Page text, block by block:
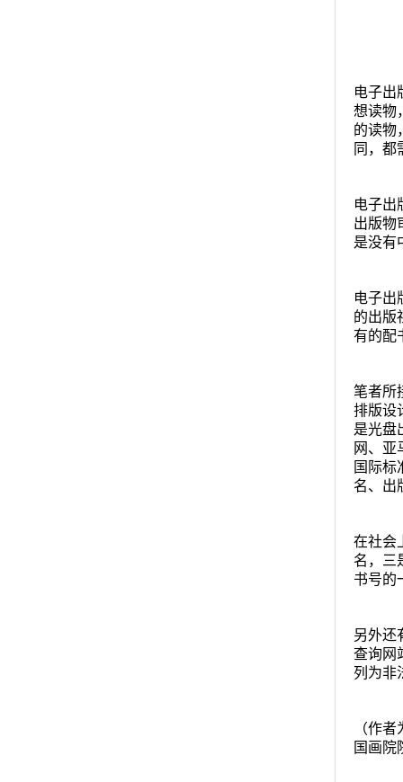
电子出
想读物
的读物
同，都
电子出
出版物
是没有
电子出
的出版
有的配
笔者所
排版设
是光盘
网、亚
国际标
名、出
在社会
名，三
书号的
另外还
查询网
列为非
（作
国画院